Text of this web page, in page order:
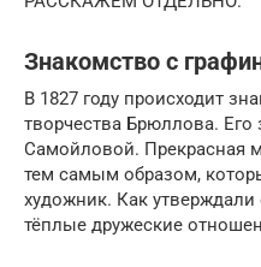
Знакомство с
В 1827 году происходит
творчества Брюллова.
Самойловой. Прекрасная
тем самым образом,
художник. Как
тёплые дружеские